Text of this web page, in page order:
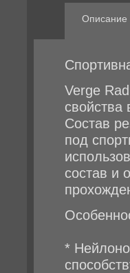
Описание
Verge
свойства
Состав
под
состав и
*